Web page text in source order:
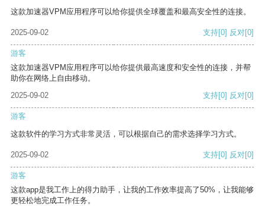
这款加速器VPM应用程序可以给你提供全球覆盖和最高安全性的连接。
2025-09-02 支持[0] 反对[0]
游客
这款加速器VPM应用程序可以给你提供最高速度和安全性的连接，并帮
助你在网络上自由移动。
2025-09-02
支持[0] 反对[0]
游客
这款软件的学习方式非常灵活，可以根据自己的需求选择学习方式。
2025-09-02 支持[0] 反对[0]
游客
这款app是我工作上的得力助手，让我的工作效率提高了50%，让我能够
更轻松地完成工作任务。